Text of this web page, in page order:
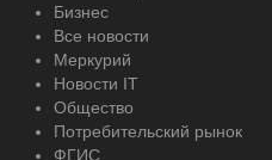
Бизнес
Все новости
Меркурий
Новости IT
Общество
Потребительский рынок
ФГИС